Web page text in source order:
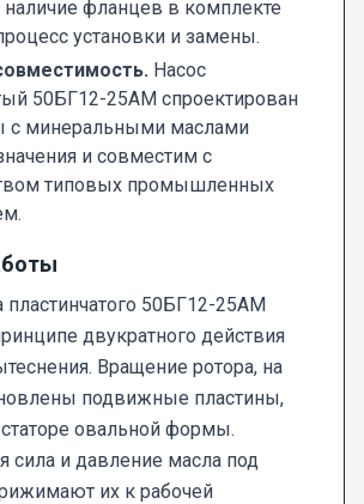
фланцев в комплекте
установки и замены.
Насос
50БГ12-25АМ спроектирован
с минеральными маслами
и совместим с
типовых промышленных
пластинчатого 50БГ12-25АМ
двукратного действия
Вращение ротора, на
подвижные пластины,
овальной формы.
сила и давление масла под
их к рабочей